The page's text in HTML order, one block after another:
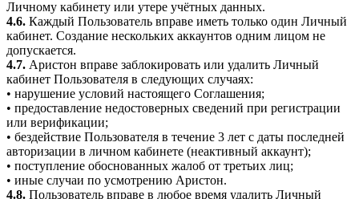
Личному кабинету или утере учётных данных.
4.6. Каждый Пользователь вправе иметь только один Личный
кабинет. Создание нескольких аккаунтов одним лицом не
допускается.
4.7. Аристон вправе заблокировать или удалить Личный
кабинет Пользователя в следующих случаях:
• нарушение условий настоящего Соглашения;
• предоставление недостоверных сведений при регистрации
или верификации;
• бездействие Пользователя в течение 3 лет с даты последней
авторизации в личном кабинете (неактивный аккаунт);
• поступление обоснованных жалоб от третьих лиц;
• иные случаи по усмотрению Аристон.
4.8. Пользователь вправе в любое время удалить Личный